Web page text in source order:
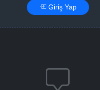
Giriş Yap